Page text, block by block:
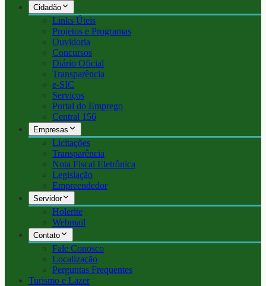
Cidadão
Links Úteis
Projetos e Programas
Ouvidoria
Concursos
Diário Oficial
Transparência
e-SIC
Serviços
Portal do Emprego
Central 156
Empresas
Licitações
Transparência
Nota Fiscal Eletrônica
Legislação
Empreendedor
Servidor
Holerite
Webmail
Contato
Fale Conosco
Localização
Perguntas Frequentes
Turismo e Lazer